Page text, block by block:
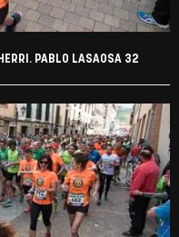
PABLO LASAOSA 32